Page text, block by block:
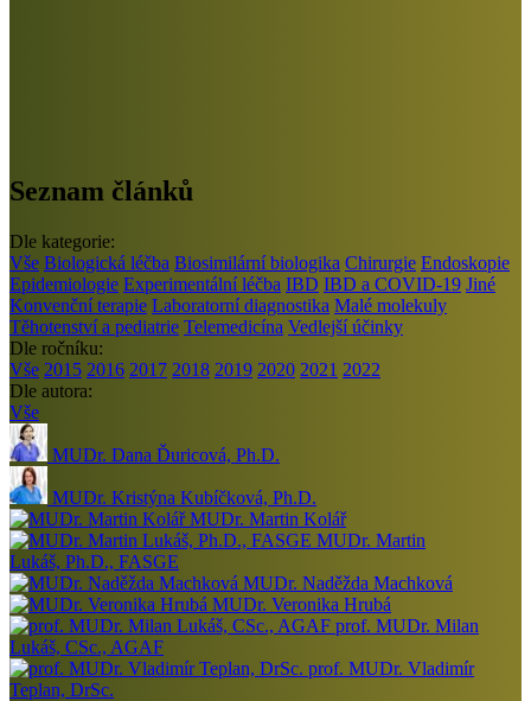
Seznam článků
Dle kategorie:
Vše Biologická léčba Biosimilární biologika Chirurgie Endoskopie
Epidemiologie Experimentální léčba IBD IBD a COVID-19 Jiné
Konvenční terapie Laboratorní diagnostika Malé molekuly
Těhotenství a pediatrie Telemedicína Vedlejší účinky
Dle ročníku:
Vše 2015 2016 2017 2018 2019 2020 2021 2022
Dle autora:
Vše
MUDr. Dana Ďuricová, Ph.D.
MUDr. Kristýna Kubíčková, Ph.D.
MUDr. Martin Kolář
MUDr. Martin
Lukáš, Ph.D., FASGE
MUDr. Naděžda Machková
MUDr. Veronika Hrubá
prof. MUDr. Milan
Lukáš, CSc., AGAF
prof. MUDr. Vladimír
Teplan, DrSc.